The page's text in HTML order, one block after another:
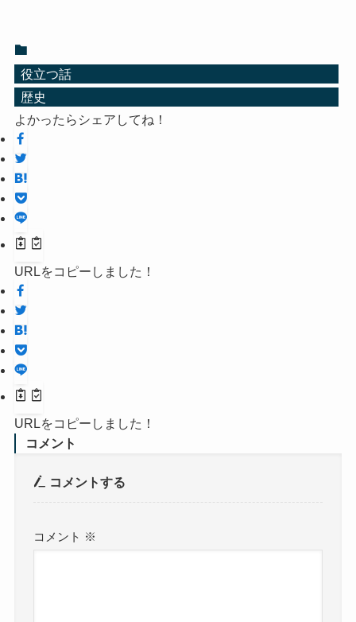
役立つ話
歴史
よかったらシェアしてね！
URLをコピーしました！
URLをコピーしました！
コメント
コメントする
コメント ※